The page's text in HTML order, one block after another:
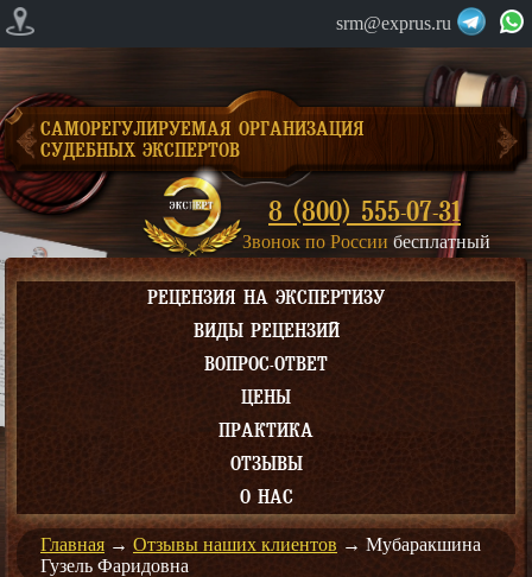
srm@exprus.ru
САМОРЕГУЛИРУЕМАЯ ОРГАНИЗАЦИЯ
СУДЕБНЫХ ЭКСПЕРТОВ
8 (800) 555-07-31
Звонок по России бесплатный
РЕЦЕНЗИЯ НА ЭКСПЕРТИЗУ
ВИДЫ РЕЦЕНЗИЙ
ВОПРОС-ОТВЕТ
ЦЕНЫ
ПРАКТИКА
ОТЗЫВЫ
О НАС
Главная → Отзывы наших клиентов → Мубаракшина
Гузель Фаридовна